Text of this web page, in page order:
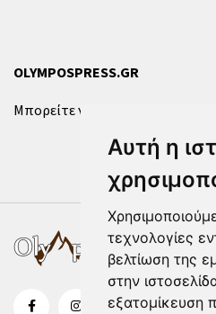
Αυτή η
τεχνολογίες
βελτίωση της
στην
εξατομίκευση
OLYMPOSPRESS.GR
Μπορείτε να επικοινωνήσετε